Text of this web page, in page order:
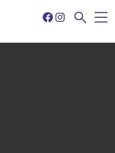
Facebook
Instagram